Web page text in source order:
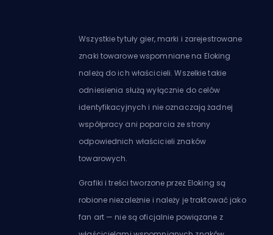
Wszystkie tytuły gier, marki i zarejestrowane
znaki towarowe wspomniane na Eloking
należą do ich właścicieli. Wszelkie takie
odniesienia służą wyłącznie do celów
identyfikacyjnych i nie oznaczają żadnej
współpracy ani poparcia ze strony
odpowiednich właścicieli znaków
towarowych.
Grafiki i treści tworzone przez Eloking są
robione niezależnie i należy je traktować jako
fan art — nie są oficjalnie powiązane z